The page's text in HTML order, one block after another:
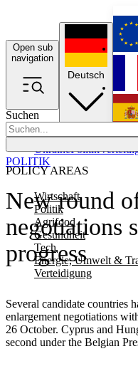
Open sub
navigation
Suchen
POLICY AREAS
Wirtschaft
Politik
Agrifood
Gesundheit
Tech
Energie, Umwelt &
Verteidigung
UkrainePolitik
Deutsch
New round
negotiations
progress
Several candidate countries
enlargement negotiations
26 October. Cyprus and
second under the Belgian
POLITIK